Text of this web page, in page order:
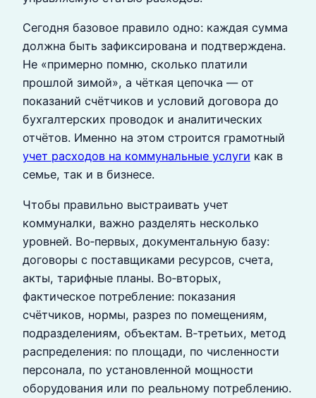
Сегодня базовое правило одно: каждая сумма
должна быть зафиксирована и подтверждена.
Не «примерно помню, сколько платили
прошлой зимой», а чёткая цепочка — от
показаний счётчиков и условий договора до
бухгалтерских проводок и аналитических
отчётов. Именно на этом строится грамотный
учет расходов на коммунальные услуги как в
семье, так и в бизнесе.
Чтобы правильно выстраивать учет
коммуналки, важно разделять несколько
уровней. Во‑первых, документальную базу:
договоры с поставщиками ресурсов, счета,
акты, тарифные планы. Во‑вторых,
фактическое потребление: показания
счётчиков, нормы, разрез по помещениям,
подразделениям, объектам. В‑третьих, метод
распределения: по площади, по численности
персонала, по установленной мощности
оборудования или по реальному потреблению.